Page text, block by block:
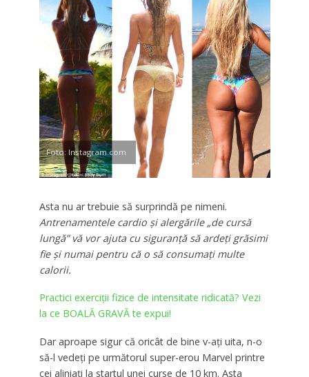
Foto: Instagram.com
Asta nu ar trebuie să surprindă pe nimeni.
Antrenamentele cardio și alergările „de cursă
lungă” vă vor ajuta cu siguranță să ardeți grăsimi
fie și numai pentru că o să consumați multe
calorii.
Practici exerciții fizice de intensitate ridicată? Vezi
la ce BOALĂ GRAVĂ te expui!
Dar aproape sigur că oricât de bine v-ați uita, n-o
să-l vedeți pe următorul super-erou Marvel printre
cei aliniați la startul unei curse de 10 km. Asta